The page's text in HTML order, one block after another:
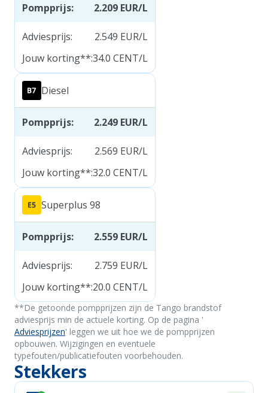
Pompprijs: 2.209 EUR/L
Adviesprijs: 2.549 EUR/L
Jouw korting**:34.0 CENT/L
Diesel
Pompprijs: 2.249 EUR/L
Adviesprijs: 2.569 EUR/L
Jouw korting**:32.0 CENT/L
Superplus 98
Pompprijs: 2.559 EUR/L
Adviesprijs: 2.759 EUR/L
Jouw korting**:20.0 CENT/L
**De getoonde pompprijzen zijn de Tango brandstof
adviesprijs min de actuele korting. Op de pagina '
Adviesprijzen' leggen we uit hoe we de pompprijzen
opbouwen. Wijzigingen en eventuele
typefouten/publicatiefouten voorbehouden.
Stekkers